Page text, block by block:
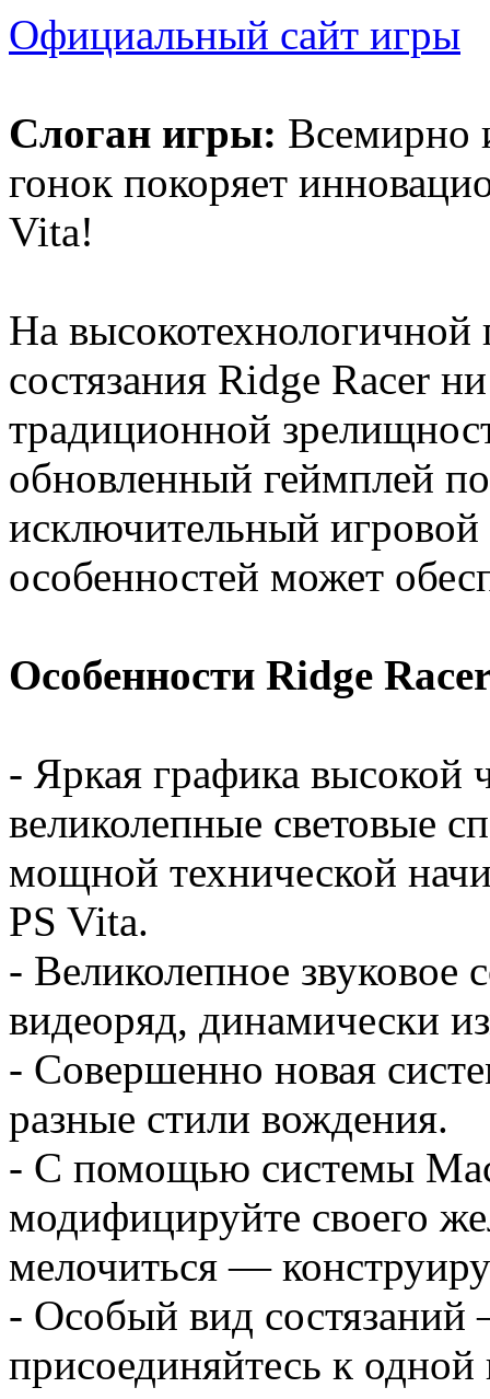
Официальный сайт игры
Слоган игры: Всемирно
гонок покоряет
Vita!
На высокотехнологичной
состязания Ridge Racer
традиционной
обновленный геймплей
исключительный
особенностей может
Особенности Ridge
- Яркая графика высокой
великолепные световые
мощной технической
PS Vita.
- Великолепное
видеоряд, динамически
- Совершенно новая
разные стили вождения.
- С помощью системы
модифицируйте своего
мелочиться —
- Особый вид
присоединяйтесь к